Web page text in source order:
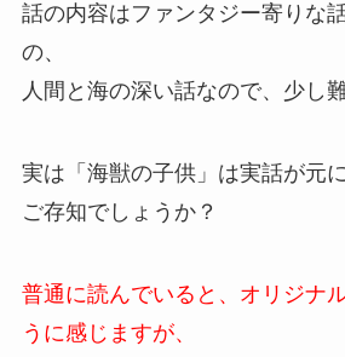
話の内容はファンタジー寄りな
の、
人間と海の深い話なので、少し
実は「海獣の子供」は実話が元
ご存知でしょうか？
普通に読んでいると、オリジナ
うに感じますが、